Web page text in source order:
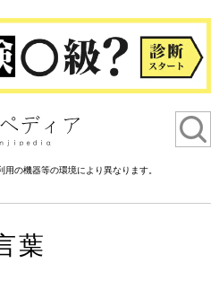
の機器等の環境により異なります。
葉